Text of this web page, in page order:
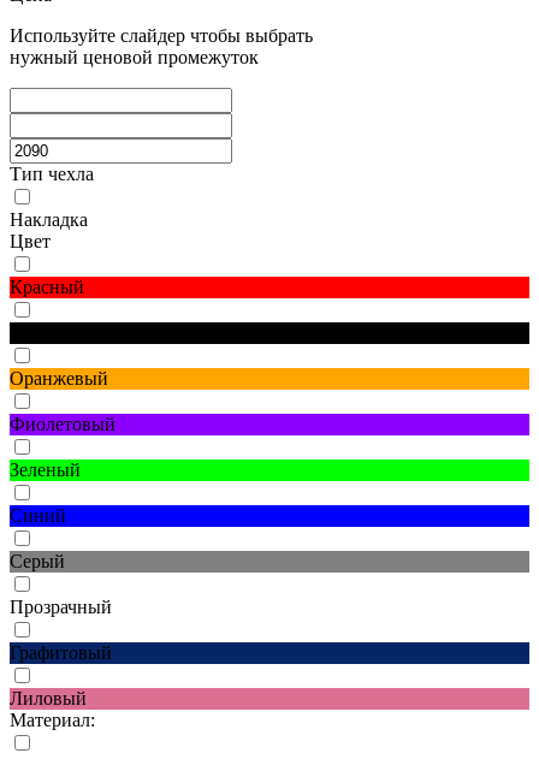
Используйте слайдер чтобы выбрать
нужный ценовой промежуток
Тип чехла
Накладка
Цвет
Красный
Оранжевый
Фиолетовый
Зеленый
Синий
Серый
Прозрачный
Графитовый
Лиловый
Материал: